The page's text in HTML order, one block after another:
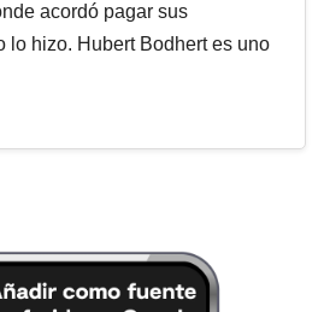
acordó pagar sus
lo hizo. Hubert Bodhert es uno